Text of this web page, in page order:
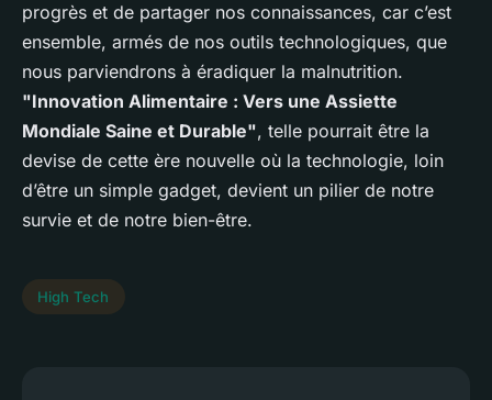
progrès et de partager nos connaissances, car c’est
ensemble, armés de nos outils technologiques, que
nous parviendrons à éradiquer la malnutrition.
"Innovation Alimentaire : Vers une Assiette
Mondiale Saine et Durable", telle pourrait être la
devise de cette ère nouvelle où la technologie, loin
d’être un simple gadget, devient un pilier de notre
survie et de notre bien-être.
High Tech